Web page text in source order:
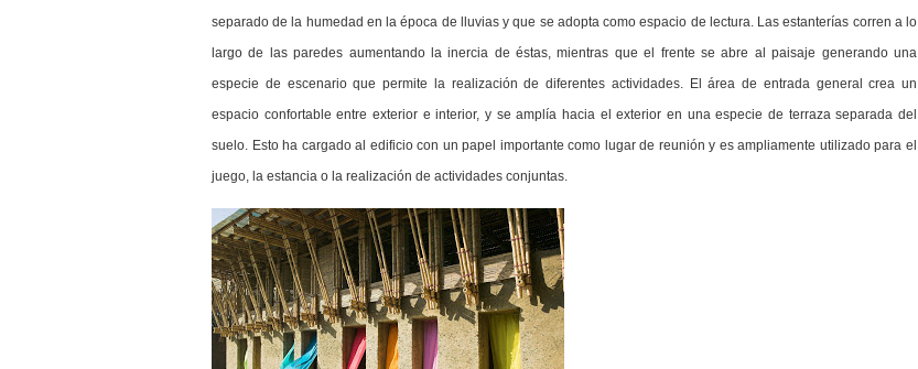
separado de la humedad en la época de lluvias y que se adopta como espacio de lectura. Las estanterías corren a lo
largo de las paredes aumentando la inercia de éstas, mientras que el frente se abre al paisaje generando una
especie de escenario que permite la realización de diferentes actividades. El área de entrada general crea un
espacio confortable entre exterior e interior, y se amplía hacia el exterior en una especie de terraza separada del
suelo. Esto ha cargado al edificio con un papel importante como lugar de reunión y es ampliamente utilizado para el
juego, la estancia o la realización de actividades conjuntas.